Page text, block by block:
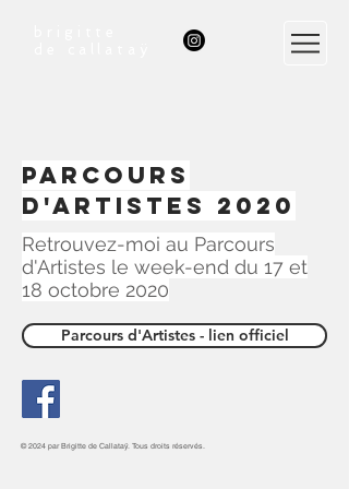
PARCOURS
D'ARTISTES 2020
Retrouvez-moi au Parcours
d'Artistes le week-end du 17 et
18 octobre 2020
Parcours d'Artistes - lien officiel
© 2024 par Brigitte de Callataÿ. Tous droits réservés.